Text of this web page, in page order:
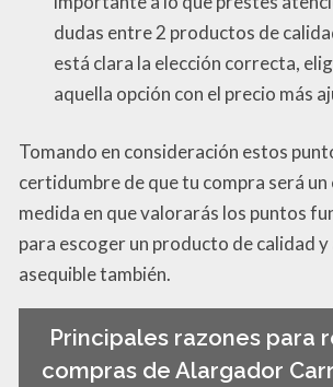
dudas entre 2 productos de
está clara la elección correcta,
aquella opción con el precio más
Tomando en consideración estos
certidumbre de que tu compra será un
medida en que valorarás los puntos
para escoger un producto de calidad y
asequible también.
Principales razones para
compras de Alargador